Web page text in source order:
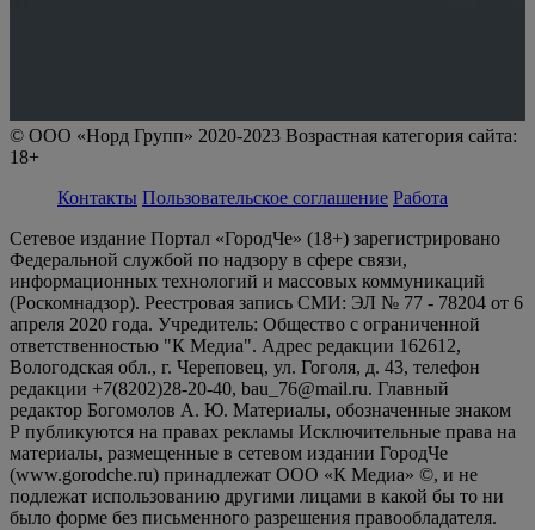
© ООО «Норд Групп» 2020-2023 Возрастная категория сайта:
18+
Контакты Пользовательское соглашение Работа
Сетевое издание Портал «ГородЧе» (18+) зарегистрировано
Федеральной службой по надзору в сфере связи,
информационных технологий и массовых коммуникаций
(Роскомнадзор). Реестровая запись СМИ: ЭЛ № 77 - 78204 от 6
апреля 2020 года. Учредитель: Общество с ограниченной
ответственностью "К Медиа". Адрес редакции 162612,
Вологодская обл., г. Череповец, ул. Гоголя, д. 43, телефон
редакции +7(8202)28-20-40, bau_76@mail.ru. Главный
редактор Богомолов А. Ю. Материалы, обозначенные знаком
Р публикуются на правах рекламы Исключительные права на
материалы, размещенные в сетевом издании ГородЧе
(www.gorodche.ru) принадлежат ООО «К Медиа» ©, и не
подлежат использованию другими лицами в какой бы то ни
было форме без письменного разрешения правообладателя.